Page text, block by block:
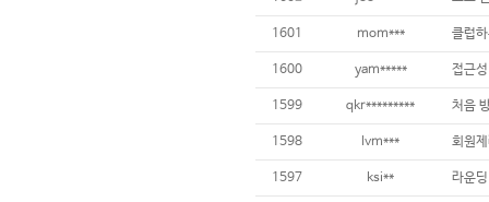
1601 mom***
1600 yam*****
1599 qkr********* 처음
1598 lvm***
1597 ksi**